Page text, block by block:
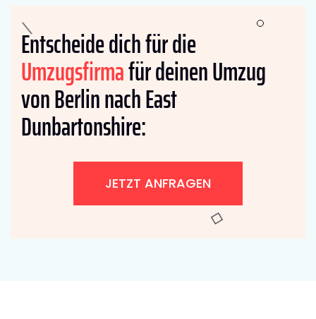
Entscheide dich für die
Umzugsfirmafür deinen Umzug
von Berlin nach East
Dunbartonshire:
JETZT ANFRAGEN